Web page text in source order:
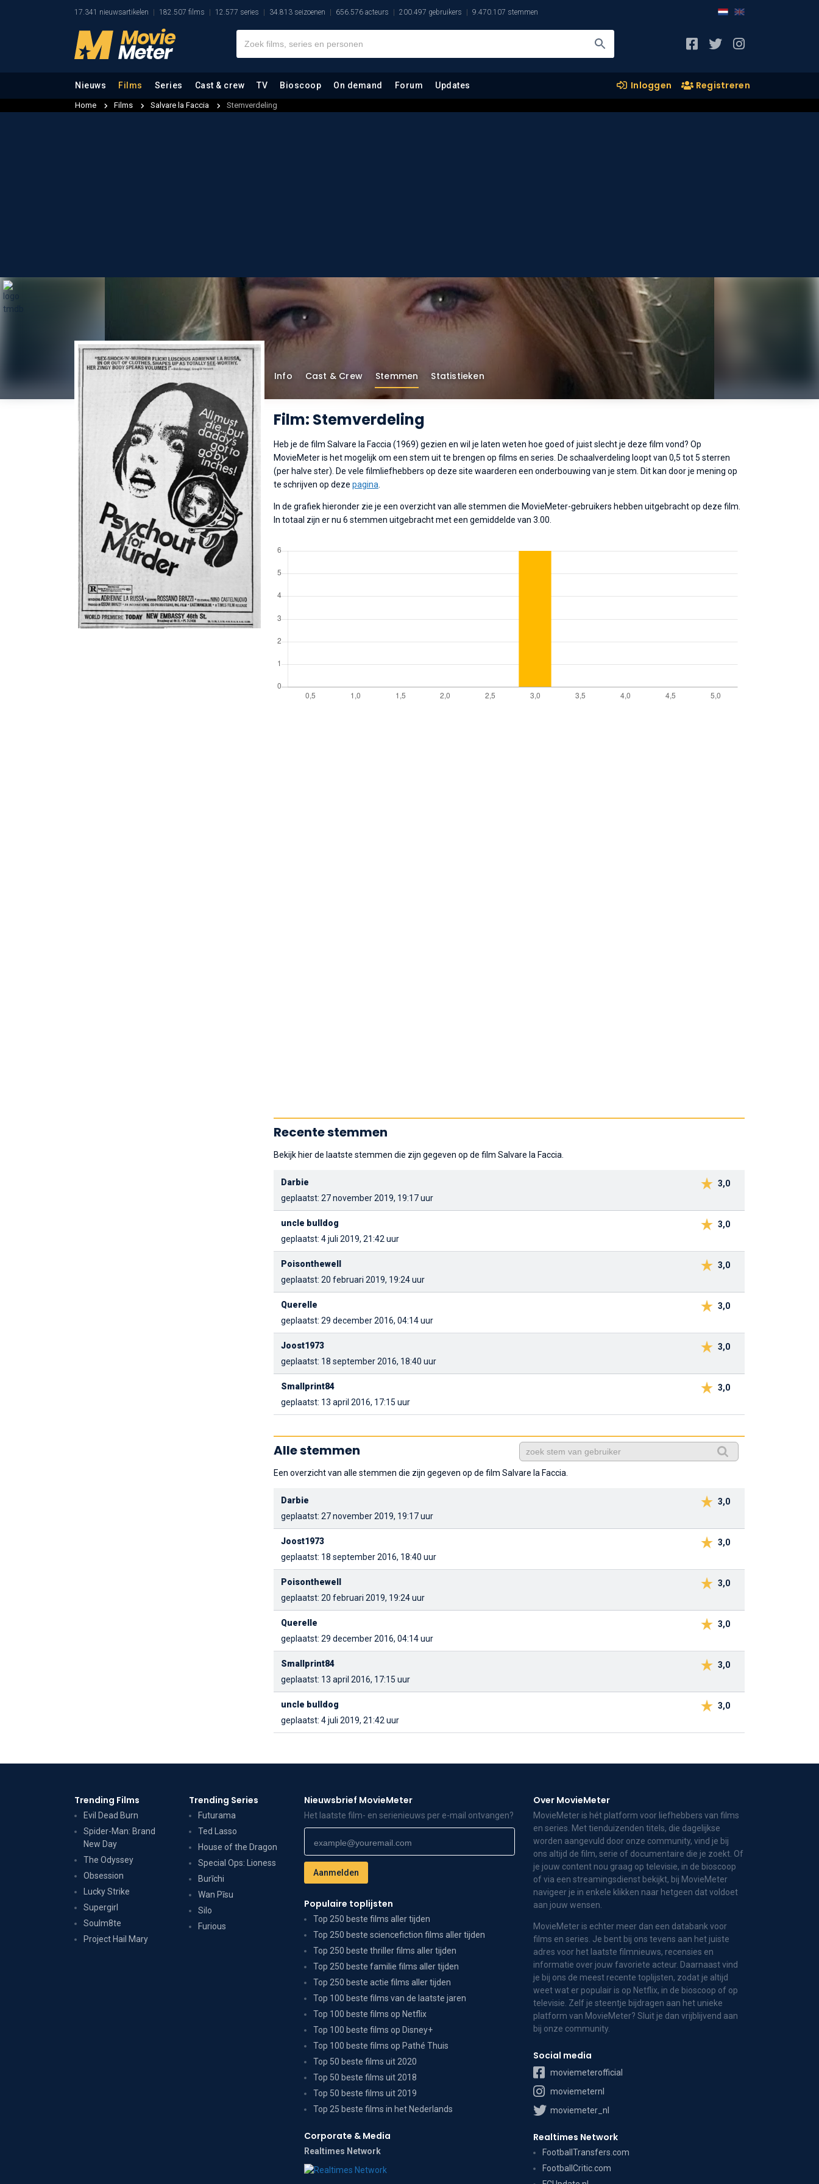
17.341 nieuwsartikelen 182.507 films 12.577 series 34.813 seizoenen 656.576 acteurs 200.497 gebruikers 9.470.107 stemmen
Nieuws Films Series Cast & crew TV Bioscoop On demand Forum Updates Inloggen Registreren
Home Films Salvare la Faccia Stemverdeling
Info Cast & Crew Stemmen Statistieken
Film: Stemverdeling
Heb je de film Salvare la Faccia (1969) gezien en wil je laten weten hoe goed of juist slecht je deze film vond? Op
MovieMeter is het mogelijk om een stem uit te brengen op films en series. De schaalverdeling loopt van 0,5 tot 5 sterren
(per halve ster). De vele filmliefhebbers op deze site waarderen een onderbouwing van je stem. Dit kan door je mening op
te schrijven op deze pagina
In de grafiek hieronder zie je een overzicht van alle stemmen die MovieMeter-gebruikers hebben uitgebracht op deze film.
In totaal zijn er nu 6 stemmen uitgebracht met een gemiddelde van 3.00.
Recente stemmen
Bekijk hier de laatste stemmen die zijn gegeven op de film Salvare la Faccia.
3,0
Darbie
geplaatst: 27 november 2019, 19:17 uur
3,0
uncle bulldog
geplaatst: 4 juli 2019, 21:42 uur
3,0
Poisonthewell
geplaatst: 20 februari 2019, 19:24 uur
3,0
Querelle
geplaatst: 29 december 2016, 04:14 uur
3,0
Joost1973
geplaatst: 18 september 2016, 18:40 uur
3,0
Smallprint84
geplaatst: 13 april 2016, 17:15 uur
Alle stemmen
Een overzicht van alle stemmen die zijn gegeven op de film Salvare la Faccia.
3,0
Darbie
geplaatst: 27 november 2019, 19:17 uur
3,0
Joost1973
geplaatst: 18 september 2016, 18:40 uur
3,0
Poisonthewell
geplaatst: 20 februari 2019, 19:24 uur
3,0
Querelle
geplaatst: 29 december 2016, 04:14 uur
3,0
Smallprint84
geplaatst: 13 april 2016, 17:15 uur
3,0
uncle bulldog
geplaatst: 4 juli 2019, 21:42 uur
Trending Films
Evil Dead Burn
Spider-Man: Brand
New Day
The Odyssey
Obsession
Lucky Strike
Supergirl
Soulm8te
Project Hail Mary
Trending Series
Futurama
Ted Lasso
House of the Dragon
Special Ops: Lioness
Burīchi
Wan Pīsu
Silo
Furious
Nieuwsbrief MovieMeter
Het laatste film- en serienieuws per e-mail ontvangen?
Populaire toplijsten
Top 250 beste films aller tijden
Top 250 beste sciencefiction films aller tijden
Top 250 beste thriller films aller tijden
Top 250 beste familie films aller tijden
Top 250 beste actie films aller tijden
Top 100 beste films van de laatste jaren
Top 100 beste films op Netflix
Top 100 beste films op Disney+
Top 100 beste films op Pathé Thuis
Top 50 beste films uit 2020
Top 50 beste films uit 2018
Top 50 beste films uit 2019
Top 25 beste films in het Nederlands
Corporate & Media
Realtimes Network
Over MovieMeter
MovieMeter is hét platform voor liefhebbers van films
en series. Met tienduizenden titels, die dagelijkse
worden aangevuld door onze community, vind je bij
ons altijd de film, serie of documentaire die je zoekt. Of
je jouw content nou graag op televisie, in de bioscoop
of via een streamingsdienst bekijkt, bij MovieMeter
navigeer je in enkele klikken naar hetgeen dat voldoet
aan jouw wensen.
MovieMeter is echter meer dan een databank voor
films en series. Je bent bij ons tevens aan het juiste
adres voor het laatste filmnieuws, recensies en
informatie over jouw favoriete acteur. Daarnaast vind
je bij ons de meest recente toplijsten, zodat je altijd
weet wat er populair is op Netflix, in de bioscoop of op
televisie. Zelf je steentje bijdragen aan het unieke
platform van MovieMeter? Sluit je dan vrijblijvend aan
bij onze community.
Social media
moviemeterofficial
moviemeternl
moviemeter_nl
Realtimes Network
FootballTransfers.com
FootballCritic.com